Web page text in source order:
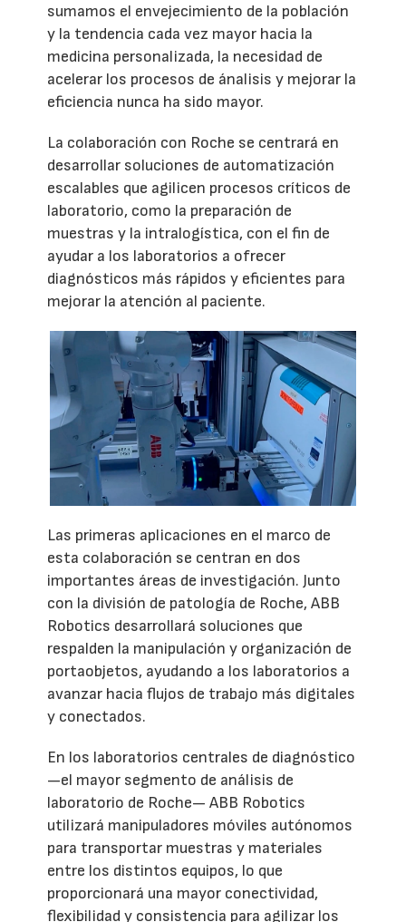
sumamos el envejecimiento de la población
y la tendencia cada vez mayor hacia la
medicina personalizada, la necesidad de
acelerar los procesos de ánalisis y mejorar la
eficiencia nunca ha sido mayor.
La colaboración con Roche se centrará en
desarrollar soluciones de automatización
escalables que agilicen procesos críticos de
laboratorio, como la preparación de
muestras y la intralogística, con el fin de
ayudar a los laboratorios a ofrecer
diagnósticos más rápidos y eficientes para
mejorar la atención al paciente.
Las primeras aplicaciones en el marco de
esta colaboración se centran en dos
importantes áreas de investigación. Junto
con la división de patología de Roche, ABB
Robotics desarrollará soluciones que
respalden la manipulación y organización de
portaobjetos, ayudando a los laboratorios a
avanzar hacia flujos de trabajo más digitales
y conectados.
En los laboratorios centrales de diagnóstico
—el mayor segmento de análisis de
laboratorio de Roche— ABB Robotics
utilizará manipuladores móviles autónomos
para transportar muestras y materiales
entre los distintos equipos, lo que
proporcionará una mayor conectividad,
flexibilidad y consistencia para agilizar los